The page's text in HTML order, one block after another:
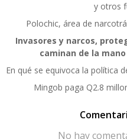
y otros
Polochic, área de
Invasores y narcos,
caminan de la
En qué se equivoca la política
Mingob paga Q2.8
No hay